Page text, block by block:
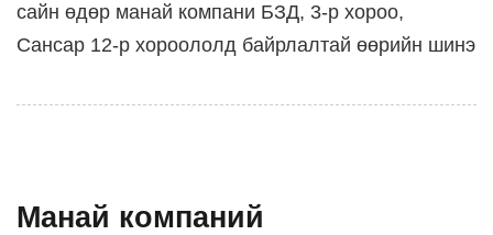
сайн өдөр манай компани БЗД, 3-р хороо,
Сансар 12-р хороололд байрлалтай өөрийн шинэ
Манай компаний